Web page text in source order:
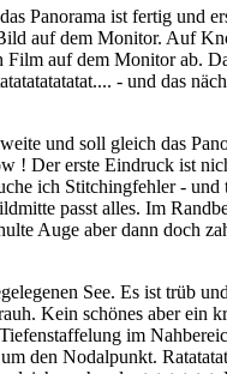
Panorama ist fertig und
auf dem Monitor. Auf
Film auf dem Monitor ab.
- und das
und soll gleich das
! Der erste Eindruck ist
ich Stitchingfehler - und
passt alles. Im
Auge aber dann doch
See. Es ist trüb
Kein schönes aber ein
im
den Nodalpunkt.